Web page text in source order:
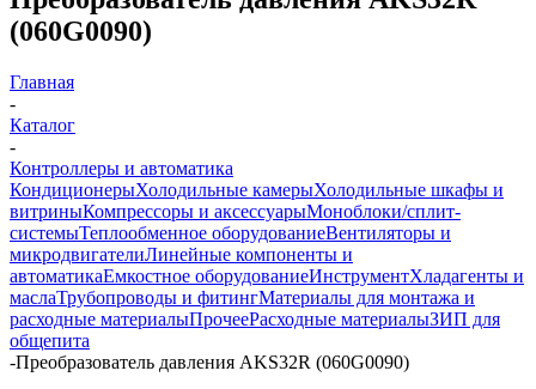
(060G0090)
Главная
-
Каталог
-
Контроллеры и автоматика
КондиционерыХолодильные камерыХолодильные шкафы и
витриныКомпрессоры и аксессуарыМоноблоки/сплит-
системыТеплообменное оборудованиеВентиляторы и
микродвигателиЛинейные компоненты и
автоматикаЕмкостное оборудованиеИнструментХладагенты и
маслаТрубопроводы и фитингМатериалы для монтажа и
расходные материалыПрочееРасходные материалыЗИП для
общепита
-Преобразователь давления AKS32R (060G0090)